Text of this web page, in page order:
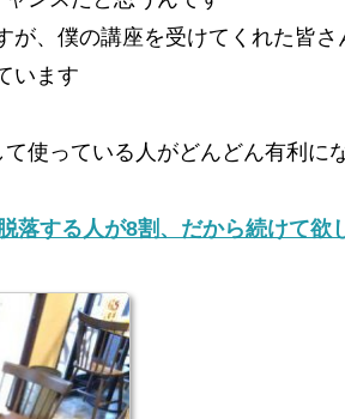
、僕の講座を受けてくれた皆さ
います
使っている人がどんどん有利に
落する人が8割、だから続けて欲